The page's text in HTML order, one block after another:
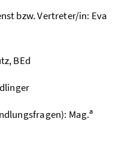
bzw.Vertreter/in: Eva
BEd
Mag.a